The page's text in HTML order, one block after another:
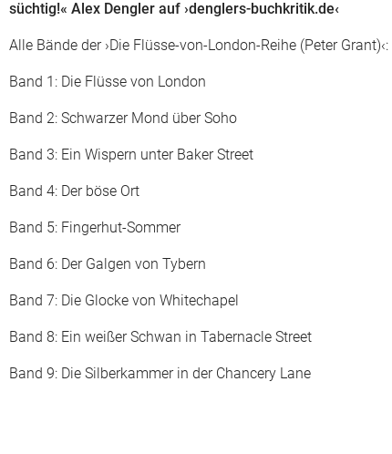
süchtig!« Alex Dengler auf ›denglers-buchkritik.de‹
Alle Bände der ›Die Flüsse-von-London-Reihe (Peter Grant)‹:
Band 1: Die Flüsse von London
Band 2: Schwarzer Mond über Soho
Band 3: Ein Wispern unter Baker Street
Band 4: Der böse Ort
Band 5: Fingerhut-Sommer
Band 6: Der Galgen von Tybern
Band 7: Die Glocke von Whitechapel
Band 8: Ein weißer Schwan in Tabernacle Street
Band 9: Die Silberkammer in der Chancery Lane